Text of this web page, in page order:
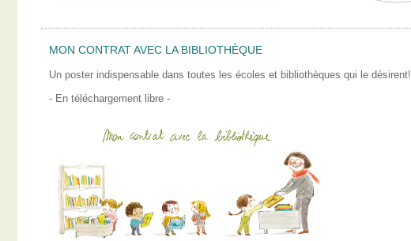
MON CONTRAT AVEC LA BIBLIOTHÈQUE
Un poster indispensable dans toutes les écoles et bibliothèques qui le désirent!
- En téléchargement libre -